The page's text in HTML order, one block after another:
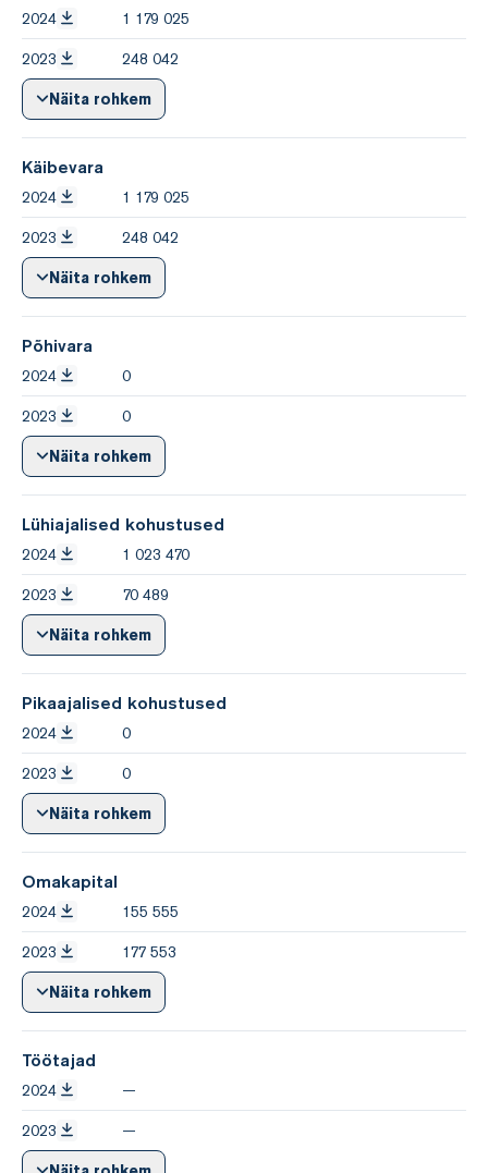
2024 1 179 025
2023 248 042
Näita rohkem
Käibevara
2024 1 179 025
2023 248 042
Näita rohkem
Põhivara
2024 0
2023 0
Näita rohkem
Lühiajalised kohustused
2024 1 023 470
2023 70 489
Näita rohkem
Pikaajalised kohustused
2024 0
2023 0
Näita rohkem
Omakapital
2024 155 555
2023 177 553
Näita rohkem
Töötajad
2024 —
2023 —